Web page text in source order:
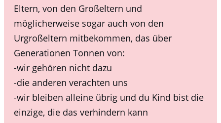
Eltern, von den Großeltern und
möglicherweise sogar auch von den
Urgroßeltern mitbekommen, das über
Generationen Tonnen von:
-wir gehören nicht dazu
-die anderen verachten uns
-wir bleiben alleine übrig und du Kind bist die
einzige, die das verhindern kann